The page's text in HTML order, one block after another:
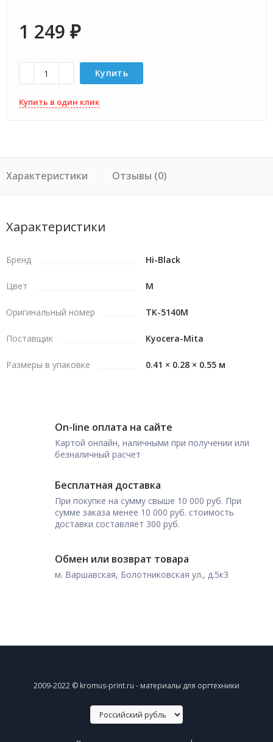
1 249 ₽
Купить
Купить в один клик
Характеристики Отзывы (0)
Характеристики
Бренд Hi-Black
Цвет M
Оригинальный номер TK-5140M
Поставщик Kyocera-Mita
Размеры в упаковке 0.41 × 0.28 × 0.55 м
On-line оплата на сайте
Картой онлайн, наличными при получении или
безналичный расчет
Бесплатная доставка
При покупке на сумму свыше 10 000 руб. При
сумме заказа менее 10 000 руб. стоимость
доставки составляет 300 руб.
Обмен или возврат товара
м. Варшавская, Болотниковская ул., д.5к3
2009-2022 © kromus-print.ru - материалы для оргтехники